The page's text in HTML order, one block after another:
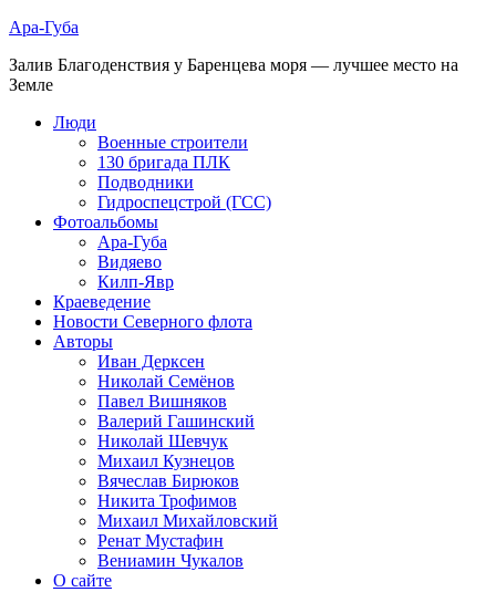
Ара-Губа
Залив Благоденствия у Баренцева моря — лучшее место на
Земле
Люди
Военные строители
130 бригада ПЛК
Подводники
Гидроспецстрой (ГСС)
Фотоальбомы
Ара-Губа
Видяево
Килп-Явр
Краеведение
Новости Северного флота
Авторы
Иван Дерксен
Николай Семёнов
Павел Вишняков
Валерий Гашинский
Николай Шевчук
Михаил Кузнецов
Вячеслав Бирюков
Никита Трофимов
Михаил Михайловский
Ренат Мустафин
Вениамин Чукалов
О сайте